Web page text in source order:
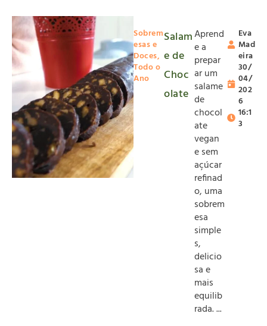
Sobrem
esas e
Doces,
Todo o
Ano
Salam
e de
Choc
olate
Aprend
e a
prepar
ar um
salame
de
chocol
ate
vegan
e sem
açúcar
refinad
o, uma
sobrem
esa
simple
s,
delicio
sa e
mais
equilib
rada. ...
Eva
Mad
eira
30/
04/
202
6
16:1
3